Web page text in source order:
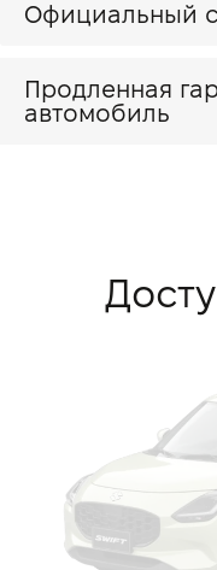
Официальный
Продленная
автомобиль